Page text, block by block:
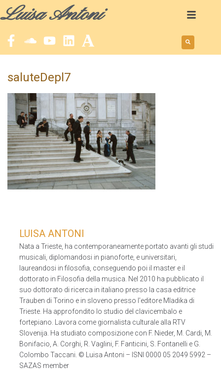
Luisa Antoni
saluteDepl7
LUISA ANTONI
Nata a Trieste, ha contemporaneamente portato avanti gli studi
musicali, diplomandosi in pianoforte, e universitari,
laureandosi in filosofia, conseguendo poi il master e il
dottorato in Filosofia della musica. Nel 2010 ha pubblicato il
suo dottorato di ricerca in italiano presso la casa editrice
Trauben di Torino e in sloveno presso l’editore Mladika di
Trieste. Ha approfondito lo studio del clavicembalo e
fortepiano. Lavora come giornalista culturale alla RTV
Slovenija. Ha studiato composizione con F. Nieder, M. Cardi, M.
Bonifacio, A. Corghi, R. Vaglini, F. Fanticini, S. Fontanelli e G.
Colombo Taccani. © Luisa Antoni – ISNI 0000 05 2049 5992 –
SAZAS member